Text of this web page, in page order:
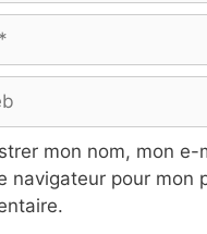
mon nom, mon e-
navigateur pour mon